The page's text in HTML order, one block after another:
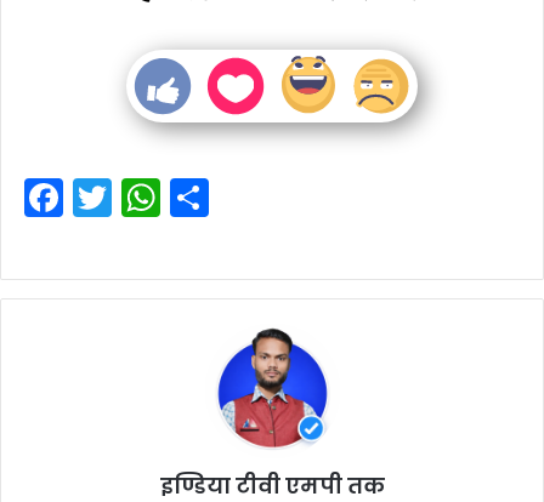
F
c
e
T
itt
er
W
at
s
ar
e
इण्डिया टीवी एमपी तक